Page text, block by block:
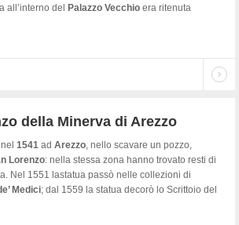
all’interno del
Palazzo Vecchio era ritenuta
della Minerva di Arezzo
1541 ad Arezzo, nello scavare un pozzo,
Lorenzo: nella stessa zona hanno trovato resti di
Nel 1551 lastatua passò nelle collezioni di
Medici; dal 1559 la statua decorò lo Scrittoio del